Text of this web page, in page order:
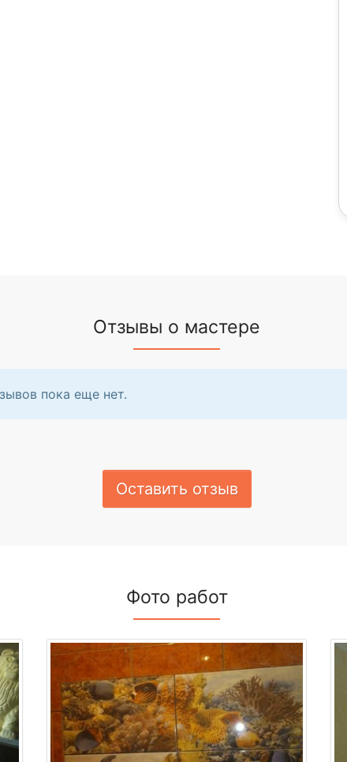
Отзывы о мастере
пока еще нет.
Оставить отзыв
Фото работ